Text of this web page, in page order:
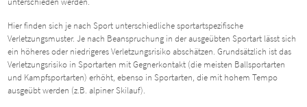
Hier finden sich je nach Sport unterschiedliche sportartspezifische
Verletzungsmuster. Je nach Beanspruchung in der ausgeübten Sportart lässt sich
ein höheres oder niedrigeres Verletzungsrisiko abschätzen. Grundsätzlich ist das
Verletzungsrisiko in Sportarten mit Gegnerkontakt (die meisten Ballsportarten
und Kampfsportarten) erhöht, ebenso in Sportarten, die mit hohem Tempo
ausgeübt werden (z.B. alpiner Skilauf).